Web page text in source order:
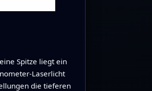
Spitze liegt ein
Laserlicht
die tieferen